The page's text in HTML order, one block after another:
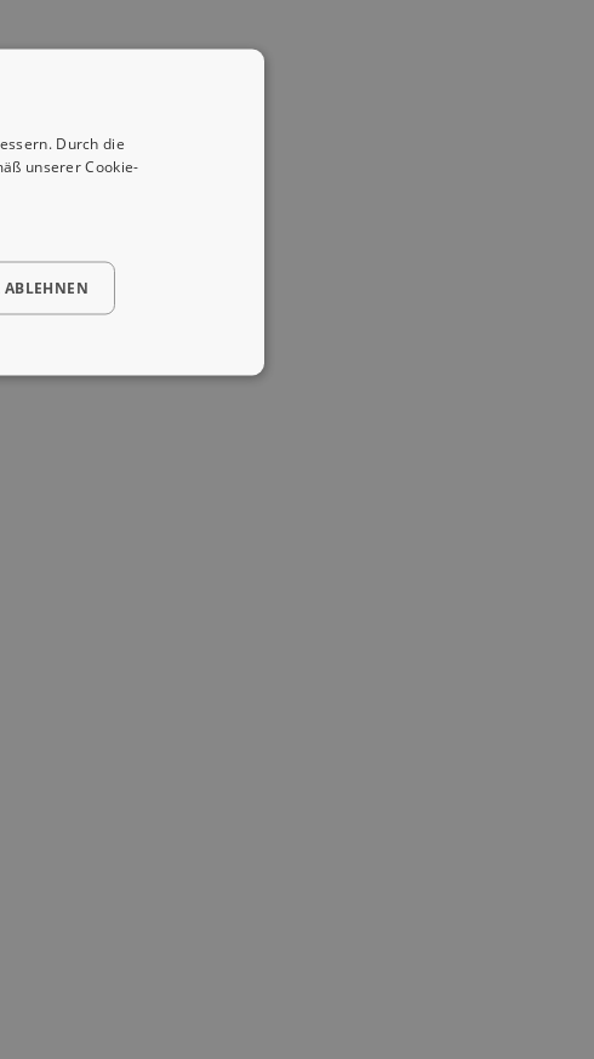
Durch die
unserer Cookie-
ABLEHNEN